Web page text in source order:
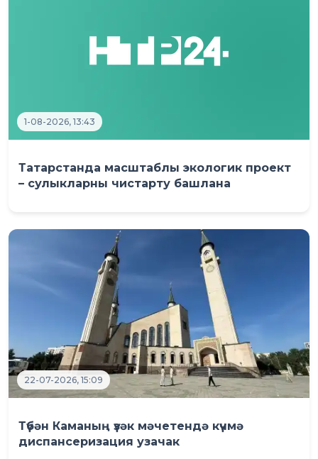
1-08-2026, 13:43
Татарстанда масштаблы экологик проект
– сулыкларны чистарту башлана
22-07-2026, 15:09
Түбән Каманың үзәк мәчетендә күчмә
диспансеризация узачак